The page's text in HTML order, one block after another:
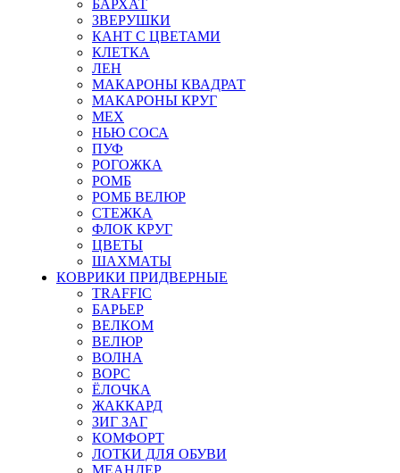
БАРХАТ
ЗВЕРУШКИ
КАНТ С ЦВЕТАМИ
КЛЕТКА
ЛЕН
МАКАРОНЫ КВАДРАТ
МАКАРОНЫ КРУГ
МЕХ
НЬЮ СОСА
ПУФ
РОГОЖКА
РОМБ
РОМБ ВЕЛЮР
СТЕЖКА
ФЛОК КРУГ
ЦВЕТЫ
ШАХМАТЫ
КОВРИКИ ПРИДВЕРНЫЕ
TRAFFIC
БАРЬЕР
ВЕЛКОМ
ВЕЛЮР
ВОЛНА
ВОРС
ЁЛОЧКА
ЖАККАРД
ЗИГ ЗАГ
КОМФОРТ
ЛОТКИ ДЛЯ ОБУВИ